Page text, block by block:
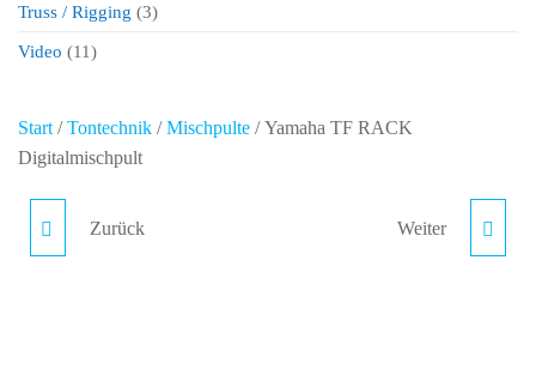
Truss / Rigging (3)
Video (11)
Start /Tontechnik /Mischpulte / Yamaha TF RACK
Digitalmischpult
YAMAHA RIO 3224-D
Zurück YAMAHA DM7-EXWeiter